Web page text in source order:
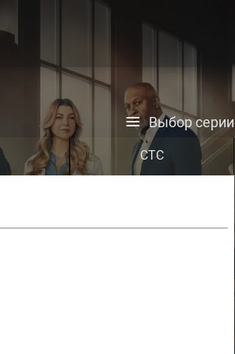
Выбор серии
СТС